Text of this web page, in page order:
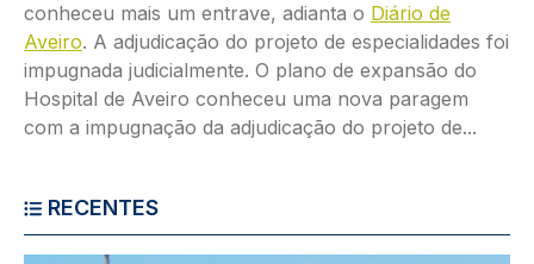
conheceu mais um entrave, adianta o Diário de
Aveiro. A adjudicação do projeto de especialidades foi
impugnada judicialmente. O plano de expansão do
Hospital de Aveiro conheceu uma nova paragem
com a impugnação da adjudicação do projeto de...
RECENTES